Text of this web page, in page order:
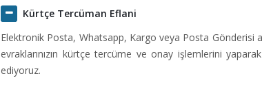
Kürtçe Tercüman Eflani
Elektronik Posta, Whatsapp, Kargo veya Posta Gönderisi
evraklarınızın kürtçe tercüme ve onay işlemlerini
ediyoruz.